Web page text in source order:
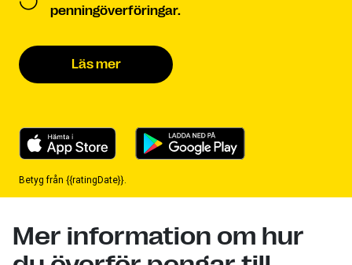
penningöverföringar.
Läs mer
Betyg från {{ratingDate}}.
Mer information om hur